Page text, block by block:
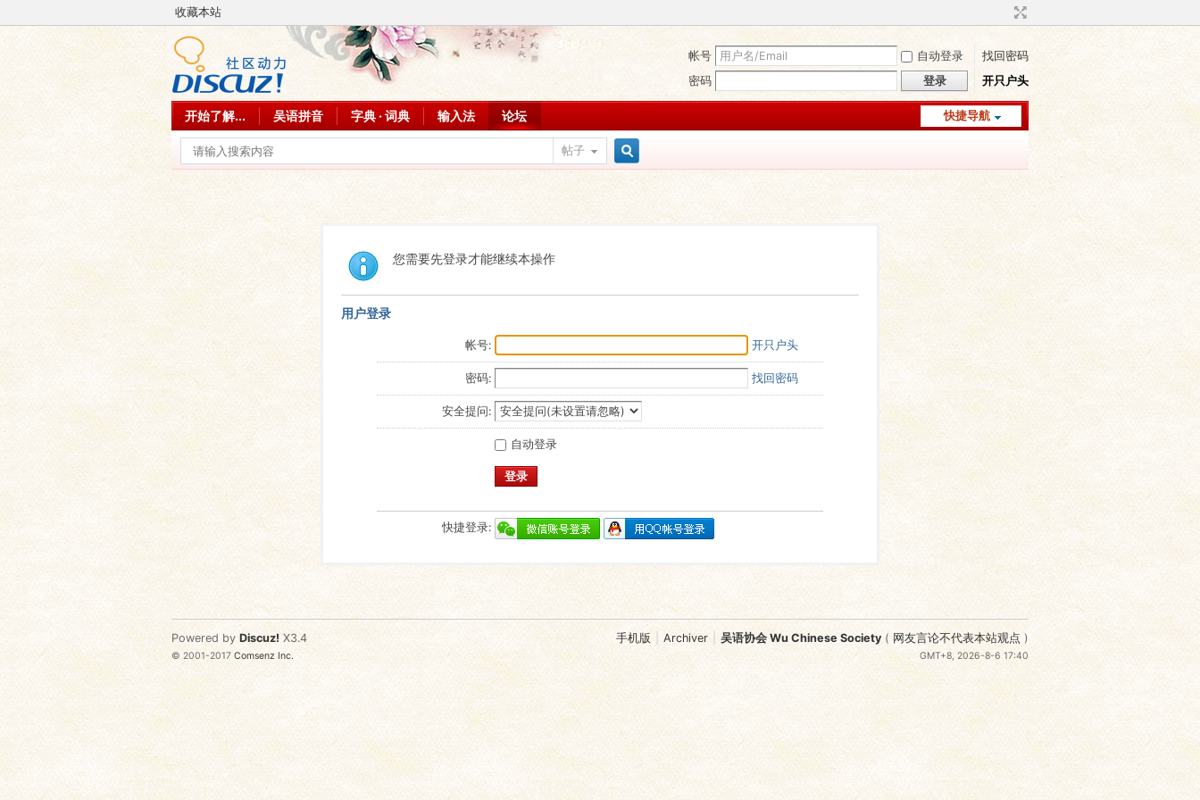
收藏本站
帐号 自动登录
找回密码
密码
登录 开只户头
快捷导航
开始了解... 吴语拼音 字典 · 词典 输入法 论坛
帖子
您需要先登录才能继续本操作
用户登录
帐号: 开只户头
密码: 找回密码
安全提问:
自动登录
登录
快捷登录:
手机版 Archiver 吴语协会 Wu Chinese Society ( 网友言论不代表本站观点 )
GMT+8, 2026-8-6 17:40
Powered by Discuz! X3.4
© 2001-2017Comsenz Inc.